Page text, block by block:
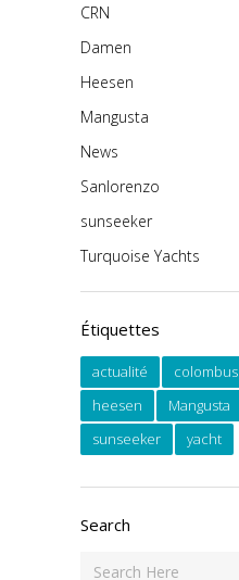
CRN
Damen
Heesen
Mangusta
News
Sanlorenzo
sunseeker
Turquoise Yachts
Étiquettes
actualité colombus
heesen
Mangusta
sunseeker
yacht
Search